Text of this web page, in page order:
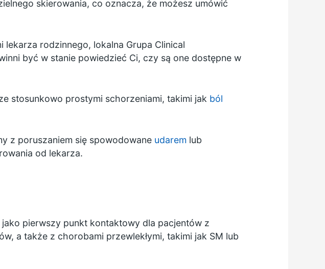
skierowania, co oznacza, że możesz umówić
lekarza rodzinnego, lokalna Grupa Clinical
być w stanie powiedzieć Ci, czy są one dostępne w
stosunkowo prostymi schorzeniami, takimi jak ból
z poruszaniem się spowodowane udarem lub
od lekarza.
pierwszy punkt kontaktowy dla pacjentów z
a także z chorobami przewlekłymi, takimi jak SM lub